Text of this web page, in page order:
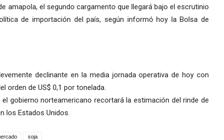
amapola, el segundo cargamento que llegará bajo el escrutinio
de importación del país, según informó hoy la Bolsa de
declinante en la media jornada operativa de hoy con
orden de US$ 0,1 por tonelada.
gobierno norteamericano recortará la estimación del rinde de
los Estados Unidos.
soja